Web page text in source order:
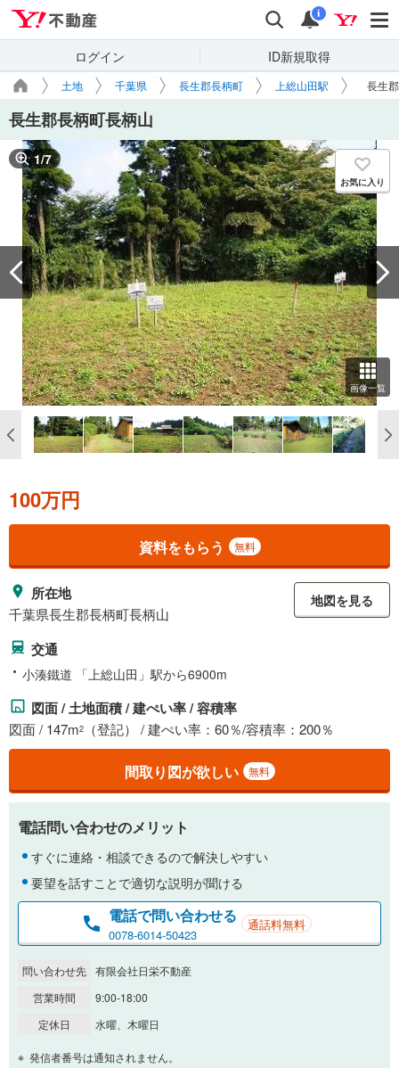
検索 通知
i
ログイン ID新規取得
土地 千葉県 長生郡長柄町 上総山田駅 長生
長生郡長柄町長柄山
1/7
お気に入り
画像一覧
100万円
資料をもらう 無料
所在地
千葉県長生郡長柄町長柄山
地図を見る
交通
小湊鐵道 「上総山田」駅から6900m
図面 / 土地面積 / 建ぺい率 / 容積率
図面 / 147m2 （登記） / 建ぺい率：60％/容積率：200％
間取り図が欲しい 無料
電話問い合わせのメリット
すぐに連絡・相談できるので解決しやすい
要望を話すことで適切な説明が聞ける
電話で問い合わせる
0078-6014-50423
通話料無料
問い合わせ先 有限会社日栄不動産
営業時間
9:00-18:00
定休日
水曜、木曜日
発信者番号は通知されません。